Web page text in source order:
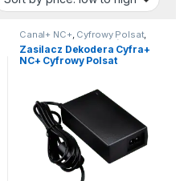
Canal+ NC+, Cyfrowy Polsat,
Zasilacze do dekoderów
Zasilacz Dekodera Cyfra+
NC+ Cyfrowy Polsat